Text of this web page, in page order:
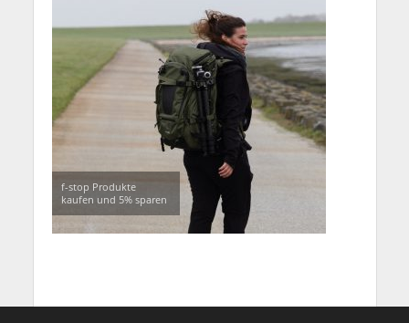
f-stop Produkte
kaufen und 5% sparen